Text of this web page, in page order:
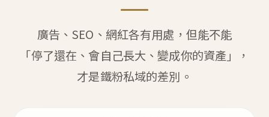
廣告、SEO、網紅各有用處，但能不能
「停了還在、會自己長大、變成你的資產」，
才是鐵粉私域的差別。